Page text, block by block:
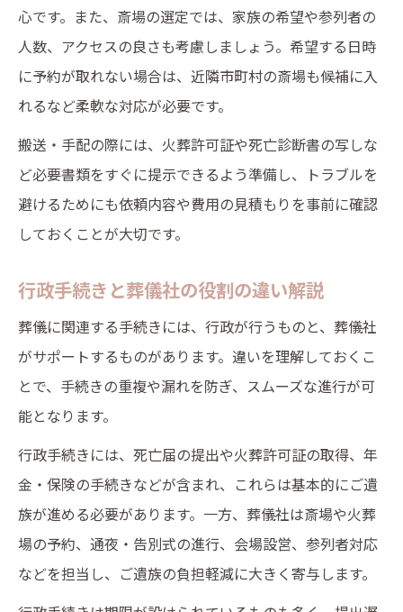
心です。また、斎場の選定では、家族の希望や参列者の
人数、アクセスの良さも考慮しましょう。希望する日時
に予約が取れない場合は、近隣市町村の斎場も候補に入
れるなど柔軟な対応が必要です。
搬送・手配の際には、火葬許可証や死亡診断書の写しな
ど必要書類をすぐに提示できるよう準備し、トラブルを
避けるためにも依頼内容や費用の見積もりを事前に確認
しておくことが大切です。
行政手続きと葬儀社の役割の違い解説
葬儀に関連する手続きには、行政が行うものと、葬儀社
がサポートするものがあります。違いを理解しておくこ
とで、手続きの重複や漏れを防ぎ、スムーズな進行が可
能となります。
行政手続きには、死亡届の提出や火葬許可証の取得、年
金・保険の手続きなどが含まれ、これらは基本的にご遺
族が進める必要があります。一方、葬儀社は斎場や火葬
場の予約、通夜・告別式の進行、会場設営、参列者対応
などを担当し、ご遺族の負担軽減に大きく寄与します。